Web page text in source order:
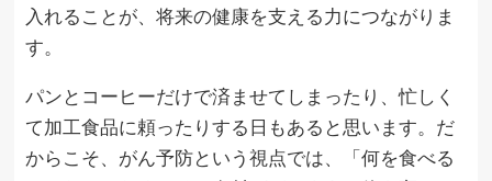
入れることが、将来の健康を支える力につながりま
す。
パンとコーヒーだけで済ませてしまったり、忙しく
て加工食品に頼ったりする日もあると思います。だ
からこそ、がん予防という視点では、「何を食べる